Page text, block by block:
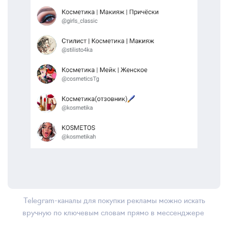
Telegram-каналы для покупки рекламы можно искать
вручную по ключевым словам прямо в мессенджере